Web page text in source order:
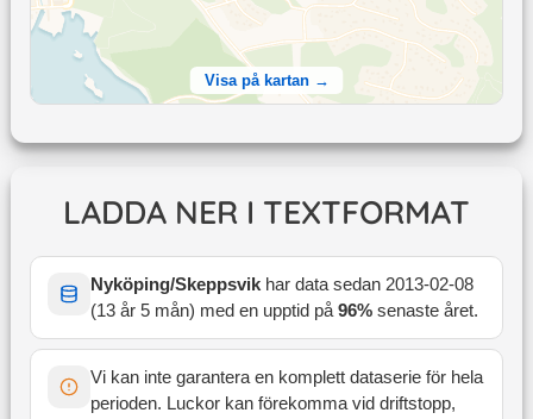
Visa på kartan →
LADDA NER I TEXTFORMAT
Nyköping/Skeppsvikhar data sedan 2013-02-08
(13 år 5 mån) med en upptid på96% senaste året.
Vi kan inte garantera en komplett dataserie för hela
perioden. Luckor kan förekomma vid driftstopp,